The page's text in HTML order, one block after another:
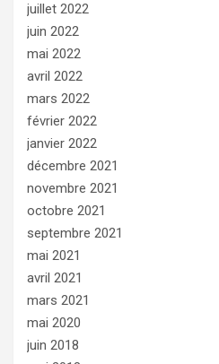
juillet 2022
juin 2022
mai 2022
avril 2022
mars 2022
février 2022
janvier 2022
décembre 2021
novembre 2021
octobre 2021
septembre 2021
mai 2021
avril 2021
mars 2021
mai 2020
juin 2018